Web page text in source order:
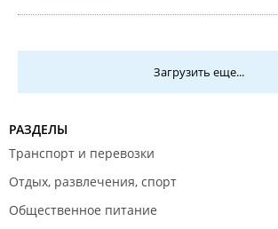
Загрузить еще...
РАЗДЕЛЫ
Транспорт и перевозки
Отдых, развлечения, спорт
Общественное питание